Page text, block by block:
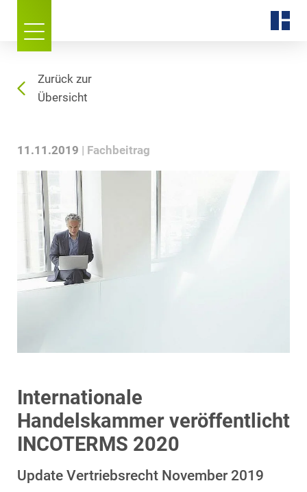
Zurück zur
Übersicht
11.11.2019 Fachbeitrag
Internationale
Handelskammer veröffentlicht
INCOTERMS 2020
Update Vertriebsrecht November 2019